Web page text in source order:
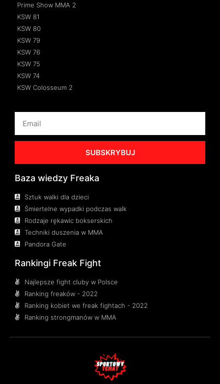
Prime Show MMA 2
KSW 81
KSW 80
KSW 79
KSW 76
KSW 75
KSW 74
KSW Colosseum 2
SUBSKRYBUJ
Baza wiedzy Freaka
Sztuk walki dla dzieci
Śmiertelne wypadki podczas walk
Rodzaje rękawic bokserskich
Techniki duszenia w MMA
Pandora Gate
Rankingi Freak Fight
Najlepsze fight cluby w Polsce
Ranking freaków - 2022
Ranking kobiet we freak fightach - 2022
Ranking strongmanów w MMA